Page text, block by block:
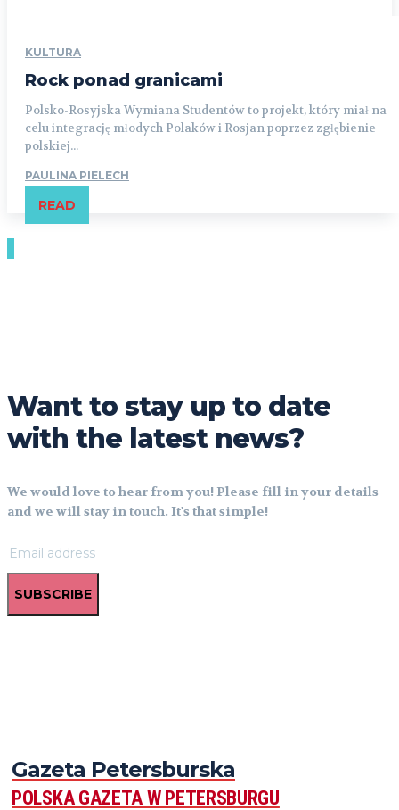
KULTURA
Rock ponad granicami
Polsko-Rosyjska Wymiana Studentów to projekt, który miał na
celu integrację młodych Polaków i Rosjan poprzez zgłębienie
polskiej...
PAULINA PIELECH
READ
Want to stay up to date
with the latest news?
We would love to hear from you! Please fill in your details
and we will stay in touch. It's that simple!
SUBSCRIBE
Gazeta Petersburska
POLSKA GAZETA W PETERSBURGU